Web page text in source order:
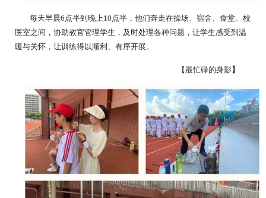
每天早晨6点半到晚上10点半，他们奔走在操场、宿舍、食堂、校
医室之间，协助教官管理学生，及时处理各种问题，让学生感受到温
暖与关怀，让训练得以顺利、有序开展。
【最忙碌的身影 】